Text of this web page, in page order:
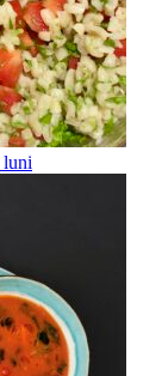
luni